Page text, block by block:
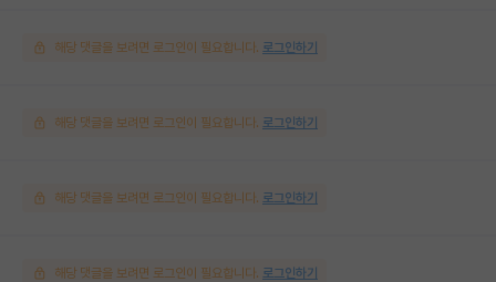
해당 댓글을 보려면 로그인이 필요합니다. 로그인하기
해당 댓글을 보려면 로그인이 필요합니다. 로그인하기
해당 댓글을 보려면 로그인이 필요합니다. 로그인하기
해당 댓글을 보려면 로그인이 필요합니다. 로그인하기